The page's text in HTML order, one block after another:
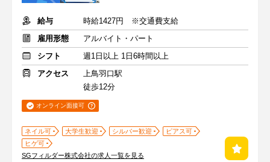
給与
時給1427円 ※交通費支給
雇用形態
アルバイト・パート
シフト
週1日以上 1日6時間以上
アクセス
上鳥羽口駅
徒歩12分
オンライン面接可
ネイル可 大学生歓迎 シルバー歓迎
ピアス可
ヒゲ可
SGフィルダー株式会社の求人一覧を見る